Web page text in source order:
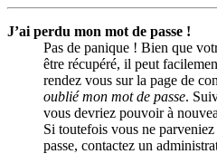
J’ai perdu mon mot de passe !
Pas de panique ! Bien que
être récupéré, il peut
rendez vous sur la page de
oublié mon mot de passe.
vous devriez pouvoir à
Si toutefois vous ne
passe, contactez un